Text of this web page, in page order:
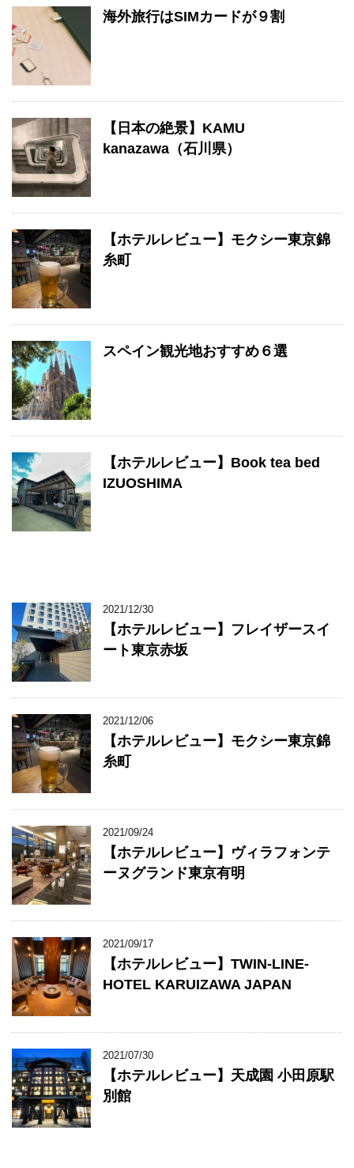
海外旅行はSIMカードが９割
【日本の絶景】KAMU
kanazawa（石川県）
【ホテルレビュー】モクシー東京錦
糸町
スペイン観光地おすすめ６選
【ホテルレビュー】Book tea bed
IZUOSHIMA
2021/12/30
【ホテルレビュー】フレイザースイ
ート東京赤坂
2021/12/06
【ホテルレビュー】モクシー東京錦
糸町
2021/09/24
【ホテルレビュー】ヴィラフォンテ
ーヌグランド東京有明
2021/09/17
【ホテルレビュー】TWIN-LINE-
HOTEL KARUIZAWA JAPAN
2021/07/30
【ホテルレビュー】天成園 小田原駅
別館